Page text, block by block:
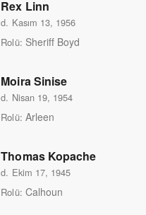
Rex Linn
d. Kasım 13, 1956
Rolü: Sheriff Boyd
Moira Sinise
d. Nisan 19, 1954
Rolü: Arleen
Thomas Kopache
d. Ekim 17, 1945
Rolü: Calhoun